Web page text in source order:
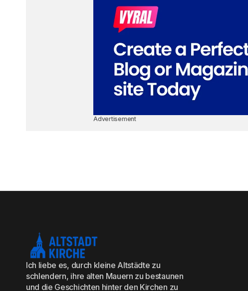
Advertisement
Ich liebe es, durch kleine Altstädte zu
schlendern, ihre alten Mauern zu bestaunen
und die Geschichten hinter den Kirchen zu